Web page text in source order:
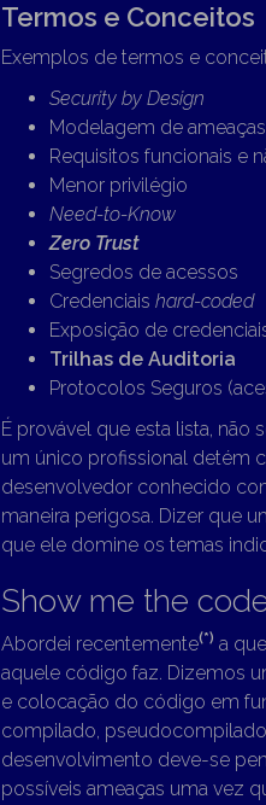
Termos e Conceitos
Exemplos de termos e
Security by Design
Modelagem de ameaças
Requisitos funcionais e
Menor privilégio
Need-to-Know
Zero Trust
Segredos de acessos
Credenciais hard-coded
Exposição de
Trilhas de Auditoria
Protocolos Seguros
É provável que esta lista, não
um único profissional detém
desenvolvedor conhecido
maneira perigosa. Dizer que
que ele domine os temas
Show me the
Abordei recentemente(*) a
aquele código faz. Dizemos
e colocação do código em
compilado,
desenvolvimento deve-se
possíveis ameaças uma vez